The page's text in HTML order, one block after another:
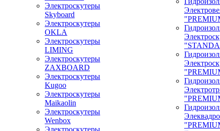
Электроскутеры
Skyboard
Электроскутеры
OKLA
Электроскутеры
LIMING
Электроскутеры
ZAXBOARD
Электроскутеры
Kugoo
Электроскутеры
Maikaolin
Электроскутеры
Wenbox
Электроскутеры